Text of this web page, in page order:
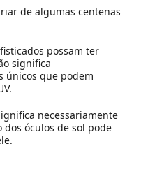
de algumas centenas
possam ter
significa
únicos que podem
necessariamente
óculos de sol pode